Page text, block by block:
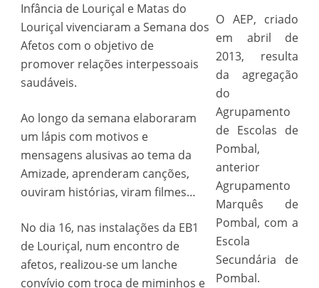
Infância de Louriçal e Matas do
Louriçal vivenciaram a Semana dos
Afetos com o objetivo de
promover relações interpessoais
saudáveis.
Ao longo da semana elaboraram
um lápis com motivos e
mensagens alusivas ao tema da
Amizade, aprenderam canções,
ouviram histórias, viram filmes…
No dia 16, nas instalações da EB1
de Louriçal, num encontro de
afetos, realizou-se um lanche
convívio com troca de miminhos e
O AEP, criado
em abril de
2013, resulta
da agregação
do
Agrupamento
de Escolas de
Pombal,
anterior
Agrupamento
Marquês de
Pombal, com a
Escola
Secundária de
Pombal.